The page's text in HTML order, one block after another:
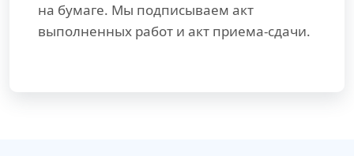
на бумаге. Мы подписываем акт
выполненных работ и акт приема-сдачи.